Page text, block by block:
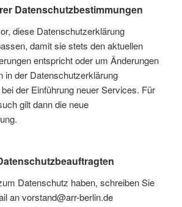
Datenschutzbestimmungen
diese Datenschutzerklärung
damit sie stets den aktuellen
entspricht oder um Änderungen
in der Datenschutzerklärung
der Einführung neuer Services. Für
gilt dann die neue
Datenschutz haben, schreiben Sie
an vorstand@arr-berlin.de